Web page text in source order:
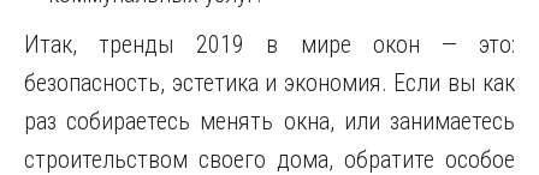
Итак, тренды 2019 в мире окон — это:
безопасность, эстетика и экономия. Если вы как
раз собираетесь менять окна, или занимаетесь
строительством своего дома, обратите особое